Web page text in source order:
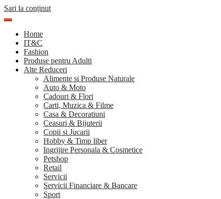
Sari la conținut
Home
IT&C
Fashion
Produse pentru Adulti
Alte Reduceri
Alimente si Produse Naturale
Auto & Moto
Cadouri & Flori
Carti, Muzica & Filme
Casa & Decoratiuni
Ceasuri & Bijuterii
Copii si Jucarii
Hobby & Timp liber
Ingrijire Personala & Cosmetice
Petshop
Retail
Servicii
Servicii Financiare & Bancare
Sport